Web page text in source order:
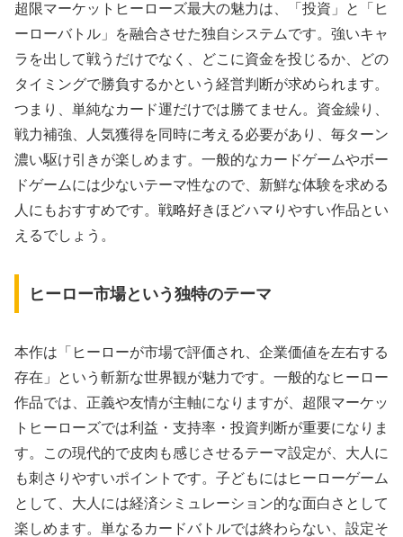
超限マーケットヒーローズ最大の魅力は、「投資」と「ヒ
ーローバトル」を融合させた独自システムです。強いキャ
ラを出して戦うだけでなく、どこに資金を投じるか、どの
タイミングで勝負するかという経営判断が求められます。
つまり、単純なカード運だけでは勝てません。資金繰り、
戦力補強、人気獲得を同時に考える必要があり、毎ターン
濃い駆け引きが楽しめます。一般的なカードゲームやボー
ドゲームには少ないテーマ性なので、新鮮な体験を求める
人にもおすすめです。戦略好きほどハマりやすい作品とい
えるでしょう。
ヒーロー市場という独特のテーマ
本作は「ヒーローが市場で評価され、企業価値を左右する
存在」という斬新な世界観が魅力です。一般的なヒーロー
作品では、正義や友情が主軸になりますが、超限マーケッ
トヒーローズでは利益・支持率・投資判断が重要になりま
す。この現代的で皮肉も感じさせるテーマ設定が、大人に
も刺さりやすいポイントです。子どもにはヒーローゲーム
として、大人には経済シミュレーション的な面白さとして
楽しめます。単なるカードバトルでは終わらない、設定そ